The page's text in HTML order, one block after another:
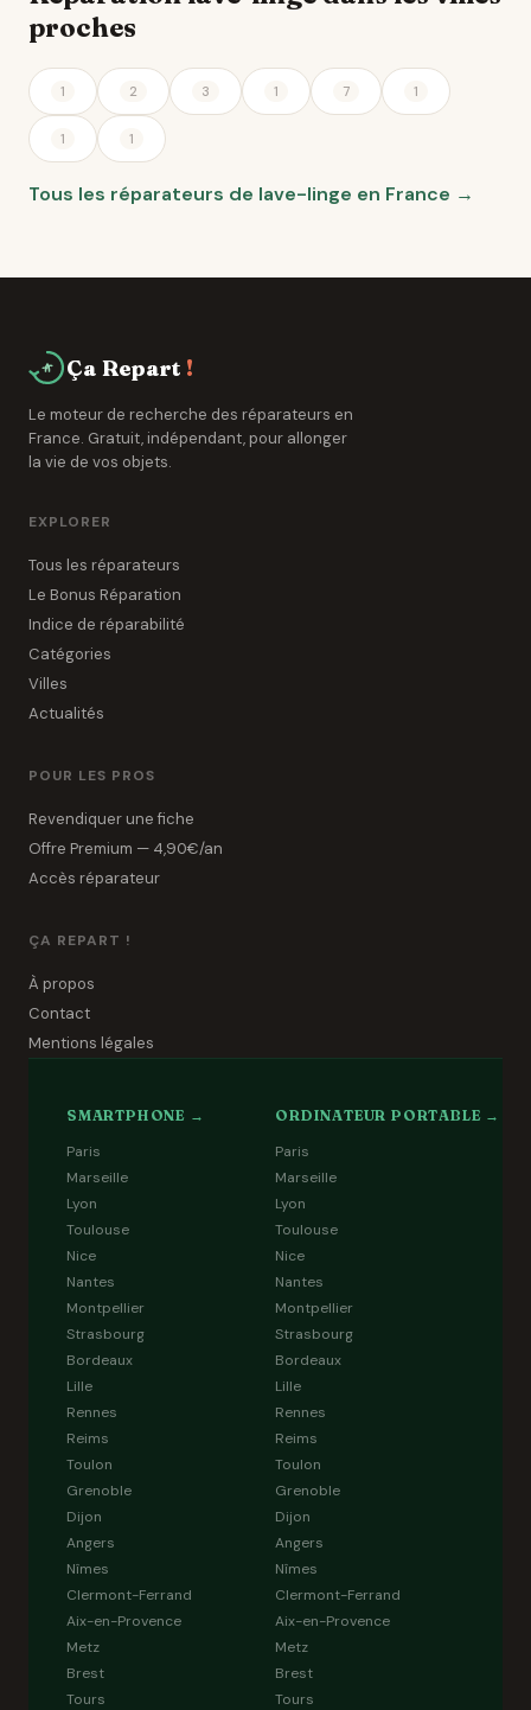
proches
1 2 3 1 7 1
1 1
Tous les réparateurs de lave-linge en France →
Ça Repart !
Le moteur de recherche des réparateurs en
France. Gratuit, indépendant, pour allonger
la vie de vos objets.
EXPLORER
Tous les réparateurs
Le Bonus Réparation
Indice de réparabilité
Catégories
Villes
Actualités
POUR LES PROS
Revendiquer une fiche
Offre Premium — 4,90€/an
Accès réparateur
ÇA REPART !
À propos
Contact
Mentions légales
SMARTPHONE →
Paris
Marseille
Lyon
Toulouse
Nice
Nantes
Montpellier
Strasbourg
Bordeaux
Lille
Rennes
Reims
Toulon
Grenoble
Dijon
Angers
Nîmes
Clermont-Ferrand
Aix-en-Provence
Metz
Brest
Tours
ORDINATEUR PORTABLE →
Paris
Marseille
Lyon
Toulouse
Nice
Nantes
Montpellier
Strasbourg
Bordeaux
Lille
Rennes
Reims
Toulon
Grenoble
Dijon
Angers
Nîmes
Clermont-Ferrand
Aix-en-Provence
Metz
Brest
Tours